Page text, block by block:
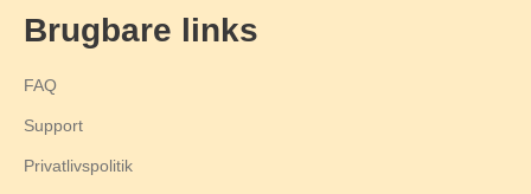
Brugbare links
FAQ
Support
Privatlivspolitik